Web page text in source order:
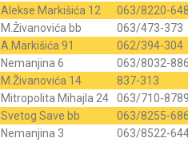
Alekse Markišića 12
063/8220-648
M.Živanovića bb
063/473-373
A.Markišića 91
062/394-304
Nemanjina 6
063/8032-886
M.Živanovića 14
837-313
Mitropolita Mihajla 24
063/710-8789
Svetog Save bb
063/8255-686
Nemanjina 3 063/8522-